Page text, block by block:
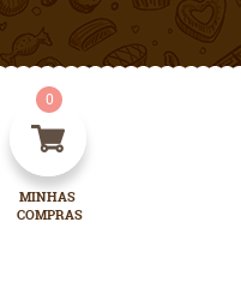
MINHAS
COMPRAS
0